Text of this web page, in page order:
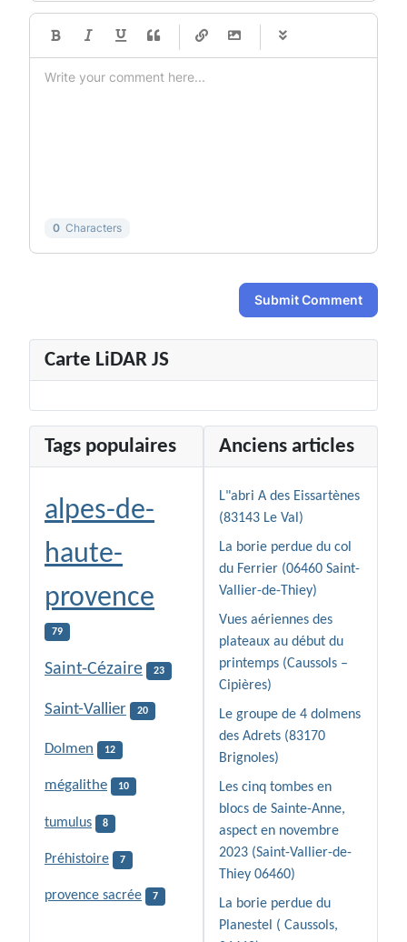
-
-
-
-
0 Characters
Submit Comment
Carte LiDAR JS
Tags populaires
alpes-de-
haute-
provence
79
Saint-Cézaire 23
Saint-Vallier 20
Dolmen 12
mégalithe 10
tumulus 8
Préhistoire 7
provence sacrée 7
Anciens articles
L"abri A des Eissartènes
(83143 Le Val)
La borie perdue du col
du Ferrier (06460 Saint-
Vallier-de-Thiey)
Vues aériennes des
plateaux au début du
printemps (Caussols –
Cipières)
Le groupe de 4 dolmens
des Adrets (83170
Brignoles)
Les cinq tombes en
blocs de Sainte-Anne,
aspect en novembre
2023 (Saint-Vallier-de-
Thiey 06460)
La borie perdue du
Planestel ( Caussols,